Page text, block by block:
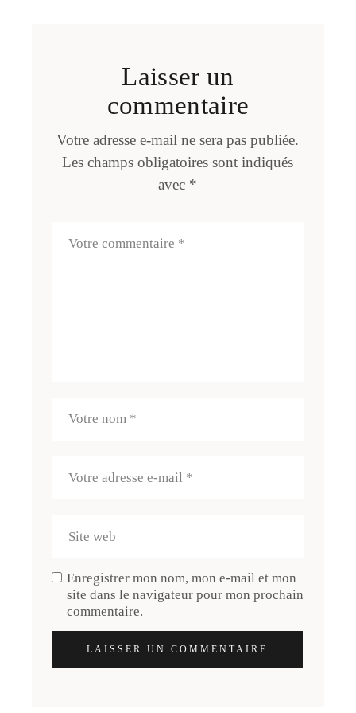
Laisser un
commentaire
Votre adresse e-mail ne sera pas publiée.
Les champs obligatoires sont indiqués
avec *
Enregistrer mon nom, mon e-mail et mon
site dans le navigateur pour mon prochain
commentaire.
LAISSER UN COMMENTAIRE